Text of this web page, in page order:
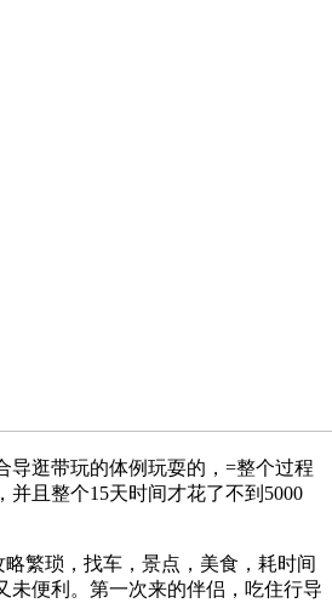
逛带玩的体例玩耍的，=整个过程
并且整个15天时间才花了不到5000
繁琐，找车，景点，美食，耗时间
未便利。第一次来的伴侣，吃住行导